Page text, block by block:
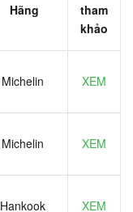
Hãng
tham
khảo
Michelin XEM
Michelin XEM
Hankook XEM